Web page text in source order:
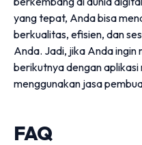
yang tepat, Anda bisa
berkualitas, efisien, dan
Anda. Jadi, jika Anda ingin
berikutnya dengan
menggunakan jasa
FAQ